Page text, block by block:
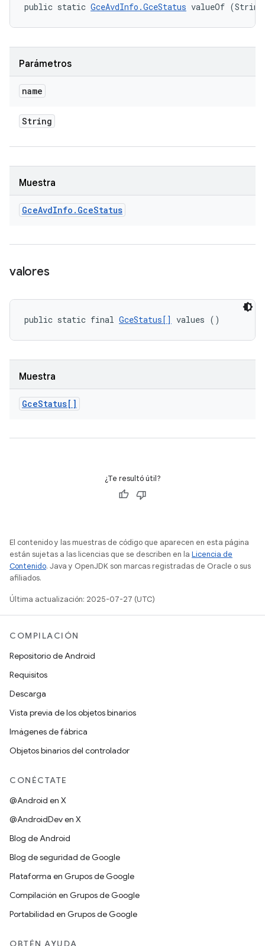
public static GceAvdInfo.GceStatus valueOf (String
Parámetros
name
String
Muestra
GceAvdInfo . GceStatus
valores
public static final GceStatus[] values ()
Muestra
GceStatus[]
¿Te resultó útil?
El contenido y las muestras de código que aparecen en esta página
están sujetas a las licencias que se describen en la Licencia de
Contenido. Java y OpenJDK son marcas registradas de Oracle o sus
afiliados.
Última actualización: 2025-07-27 (UTC)
COMPILACIÓN
Repositorio de Android
Requisitos
Descarga
Vista previa de los objetos binarios
Imágenes de fábrica
Objetos binarios del controlador
CONÉCTATE
@Android en X
@AndroidDev en X
Blog de Android
Blog de seguridad de Google
Plataforma en Grupos de Google
Compilación en Grupos de Google
Portabilidad en Grupos de Google
OBTÉN AYUDA